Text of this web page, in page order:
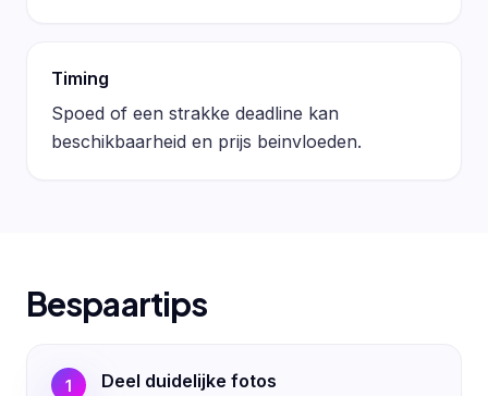
Timing
Spoed of een strakke deadline kan
beschikbaarheid en prijs beinvloeden.
Bespaartips
1
Deel duidelijke fotos